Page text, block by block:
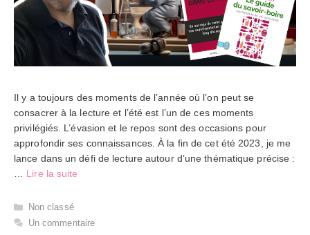
Il y a toujours des moments de l’année où l’on peut se
consacrer à la lecture et l’été est l’un de ces moments
privilégiés. L’évasion et le repos sont des occasions pour
approfondir ses connaissances. À la fin de cet été 2023, je me
lance dans un défi de lecture autour d’une thématique précise :
Lire la suite
Catégories
Non classé
Un commentaire